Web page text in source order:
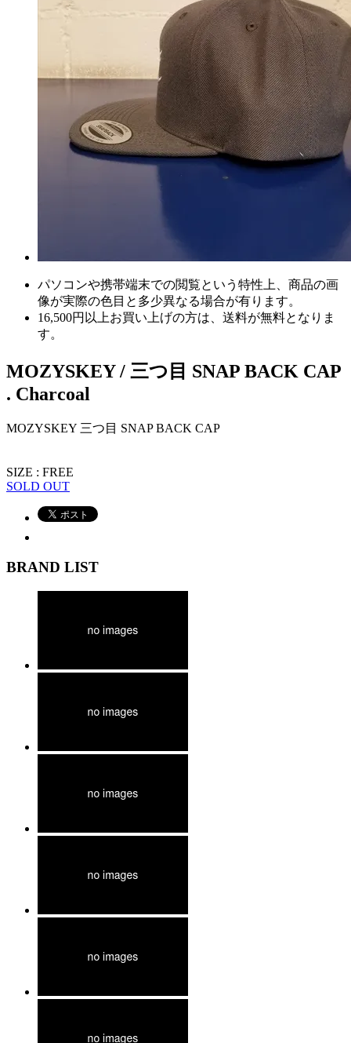
パソコンや携帯端末での閲覧という特性上、商品の画
像が実際の色目と多少異なる場合が有ります。
16,500円以上お買い上げの方は、 送料が無料となりま
す。
MOZYSKEY / 三つ目 SNAP BACK CAP
. Charcoal
MOZYSKEY 三つ目 SNAP BACK CAP
SIZE : FREE
SOLD OUT
BRAND LIST